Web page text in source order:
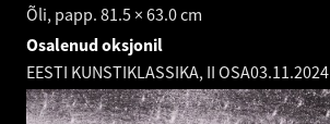
Õli, papp. 81.5 × 63.0 cm
Osalenud oksjonil
EESTI KUNSTIKLASSIKA, II OSA03.11.2024